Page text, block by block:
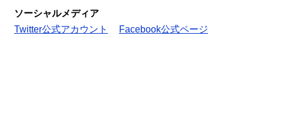
ソーシャルメディア
Twitter公式アカウント
Facebook公式ページ